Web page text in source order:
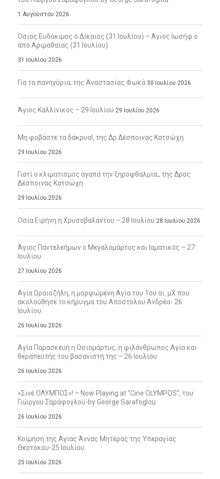
1 Αυγούστου 2026
Όσιος Ευδόκιμος ο Δίκαιος (31 Ιουλίου) – Άγιος Ιωσήφ ο
από Αριμαθαίας (31 Ιουλίου)
31 Ιουλίου 2026
Για τα πανηγύρια, της Αναστασίας Φωκά 30 Ιουλίου 2026
Άγιος Καλλίνικος – 29 Ιουλίου 29 Ιουλίου 2026
Μη φοβάστε τα δάκρυα!, της Δρ Δέσποινας Κατσώχη
29 Ιουλίου 2026
Γιατί ο κλιματισμός αγαπά την ξηροφθαλμία;, της Δρος
Δέσποινας Κατσώχη
29 Ιουλίου 2026
Οσία Ειρήνη η Χρυσοβαλάντου – 28 Ιουλίου 28 Ιουλίου 2026
Άγιος Παντελεήμων ο Μεγαλομάρτυς και Ιαματικός – 27
Ιουλίου
27 Ιουλίου 2026
Αγία Ωραιοζήλη, η μορφωμένη Αγία του 1ου αι. μΧ που
ακολούθησε το κήρυγμα του Απόστολου Ανδρέα- 26
Ιουλίου
26 Ιουλίου 2026
Αγία Παρασκευή η Οσιομάρτυς, η φιλάνθρωπος Αγία και
θεραπευτής του βασανιστή της – 26 Ιουλίου
26 Ιουλίου 2026
«Σινέ ΟΛΥΜΠΟΣ»! – Now Playing at “Cine OLYMPOS”, του
Γιώργου Σαράφογλου-by George Sarafoglou
26 Ιουλίου 2026
Κοίμηση της Αγίας Άννας Μητέρας της Υπεραγίας
Θεοτόκου-25 Ιουλίου
25 Ιουλίου 2026